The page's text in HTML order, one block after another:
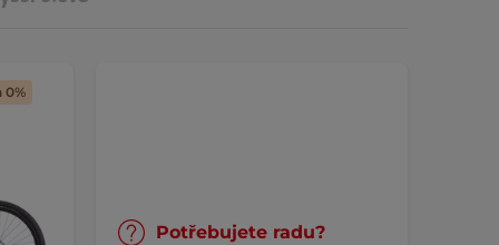
0%
Potřebujete radu?